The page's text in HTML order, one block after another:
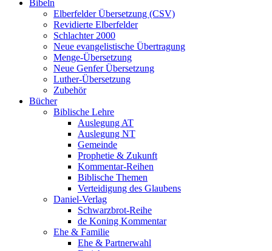
Bibeln
Elberfelder Übersetzung (CSV)
Revidierte Elberfelder
Schlachter 2000
Neue evangelistische Übertragung
Menge-Übersetzung
Neue Genfer Übersetzung
Luther-Übersetzung
Zubehör
Bücher
Biblische Lehre
Auslegung AT
Auslegung NT
Gemeinde
Prophetie & Zukunft
Kommentar-Reihen
Biblische Themen
Verteidigung des Glaubens
Daniel-Verlag
Schwarzbrot-Reihe
de Koning Kommentar
Ehe & Familie
Ehe & Partnerwahl